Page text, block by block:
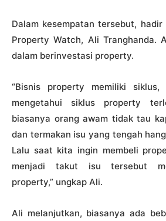
Dalam kesempatan tersebut, hadir
Property Watch, Ali Tranghanda.
dalam berinvestasi property.
“Bisnis property memiliki
mengetahui siklus property
biasanya orang awam tidak tau
dan termakan isu yang tengah
Lalu saat kita ingin membeli
menjadi takut isu tersebut
property,” ungkap Ali.
Ali melanjutkan, biasanya ada